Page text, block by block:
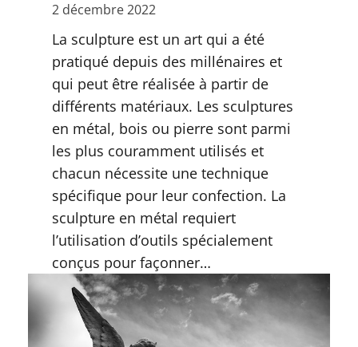
2 décembre 2022
La sculpture est un art qui a été
pratiqué depuis des millénaires et
qui peut être réalisée à partir de
différents matériaux. Les sculptures
en métal, bois ou pierre sont parmi
les plus couramment utilisés et
chacun nécessite une technique
spécifique pour leur confection. La
sculpture en métal requiert
l’utilisation d’outils spécialement
conçus pour façonner…